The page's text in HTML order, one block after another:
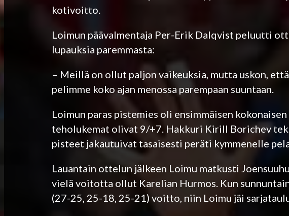
kotivoitto.
Loimun päävalmentaja Per-Erik Dalqvist peluutti
lupauksia paremmasta:
– Meillä on ollut paljon vaikeuksia, mutta uskon,
pelimme koko ajan menossa parempaan suuntaan.
Loimun paras pistemies oli ensimmäisen
teholukemat olivat 9/+7. Hakkuri Kirill Borichev
pisteet jakautuivat tasaisesti peräti kymmenelle
Lauantain ottelun jälkeen Loimu matkusti
vielä voitotta ollut Karelian Hurmos. Kun
(27-25, 25-18, 25-21) voitto, niin Loimu jäi